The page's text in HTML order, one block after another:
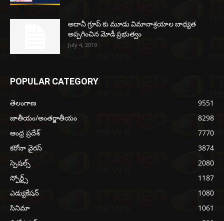
అదానీ గ్రూప్ కు మూడు విమానాశ్రయాల బాధ్యత
అప్పగించిన మోడీ ప్రభుత్వం
July 4, 2019
POPULAR CATEGORY
తెలంగాణ
9551
జాతీయం/అంతర్జాతీయం
8298
ఆంధ్ర ప్రదేశ్
7770
కరోనా వైరస్
3874
స్పెషల్స్
2080
స్పోర్ట్స్
1187
ఎడ్యుకేషన్
1080
సినిమా
1061